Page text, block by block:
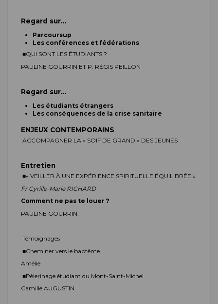
Regard sur…
Parcoursup
Les conférences et fédérations
■QUI SONT LES ÉTUDIANTS ?
PAULINE GOURRIN ET P. RÉGIS PEILLON
Regard sur…
Les étudiants étrangers
Les conséquences de la crise sanitaire
ENJEUX CONTEMPORAINS
ACCOMPAGNER LA « SOIF DE GRAND » DES JEUNES
Entretien
■« VEILLER À UNE EXPÉRIENCE SPIRITUELLE ÉQUILIBRÉE »
Fr Cyrille-Marie RICHARD
Comment ne pas te louer ?
PAULINE GOURRIN.
Témoignages
■Cheminer vers le baptême
Amélie
■Pèlerinage étudiant du Mont-Saint-Michel
Camille AUGUSTIN